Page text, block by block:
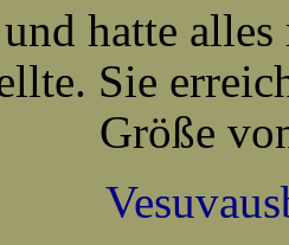
hatte
Sie
Größe